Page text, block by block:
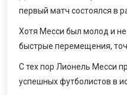
первый матч состоялся в
Хотя Месси был молод и
быстрые перемещения,
С тех пор Лионель Месси
успешных футболистов в